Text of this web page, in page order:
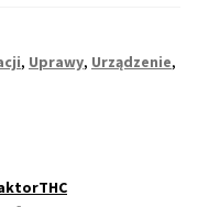
, Uprawy, Urządzenie,